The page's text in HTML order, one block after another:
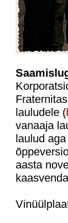
lauludele (
vanaaja
laulud
aasta